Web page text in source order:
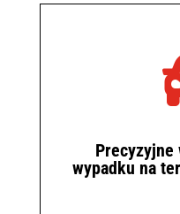
Precyzyjne
wypadku na